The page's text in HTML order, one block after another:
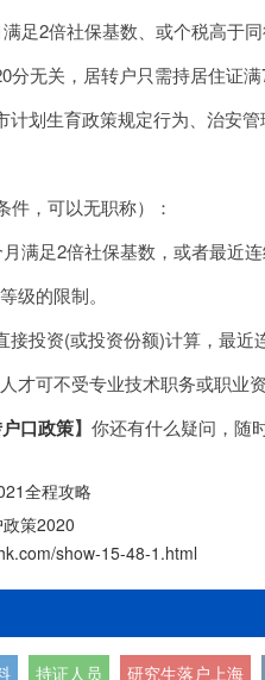
足2倍社保基数、或个税高于
无关，居转户只需持居住证
划生育政策规定行为、治安
，可以无职称）：
满足2倍社保基数，或者最近
级的限制。
投资(或投资份额)计算，最近
才可不受专业技术职务或职业资
口政策】 你还有什么疑问，随
全程攻略
策2020
show-15-48-1.html
持证人员 研究生落户上海